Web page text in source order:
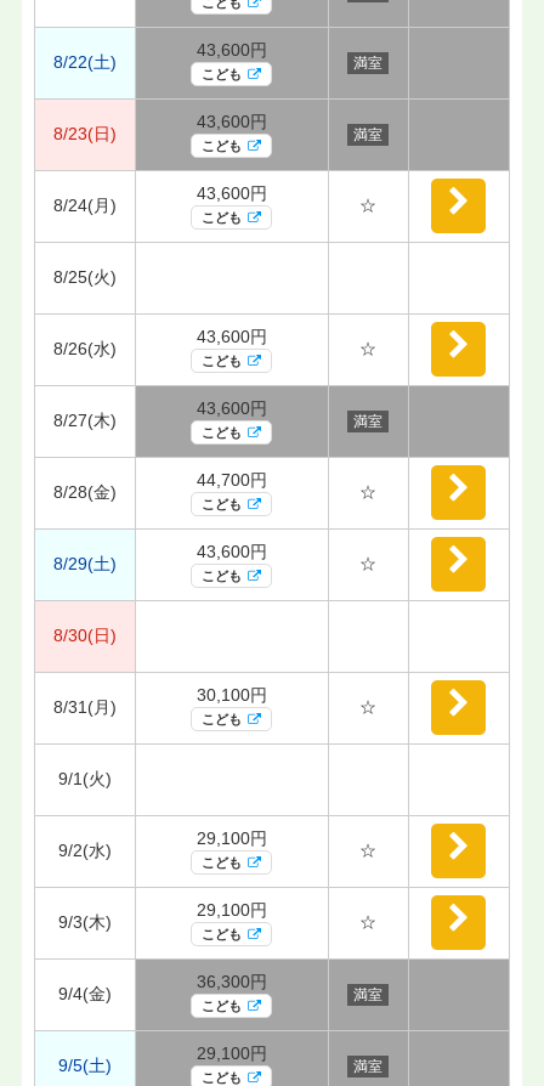
8/22(土)
43,600円
こども
満室
8/23(日)
43,600円
こども
満室
8/24(月)
43,600円
こども
☆
8/25(火)
8/26(水)
43,600円
こども
☆
8/27(木)
43,600円
こども
満室
8/28(金)
44,700円
こども
☆
8/29(土)
43,600円
こども
☆
8/30(日)
8/31(月)
30,100円
こども
☆
9/1(火)
9/2(水)
29,100円
こども
☆
9/3(木)
29,100円
こども
☆
9/4(金)
36,300円
こども
満室
9/5(土)
29,100円
こども
満室